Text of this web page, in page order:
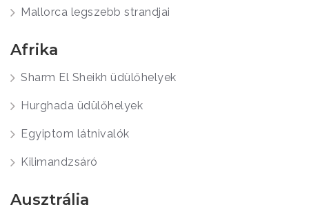
Mallorca legszebb strandjai
Afrika
Sharm El Sheikh üdülőhelyek
Hurghada üdülőhelyek
Egyiptom látnivalók
Kilimandzsáró
Ausztrália